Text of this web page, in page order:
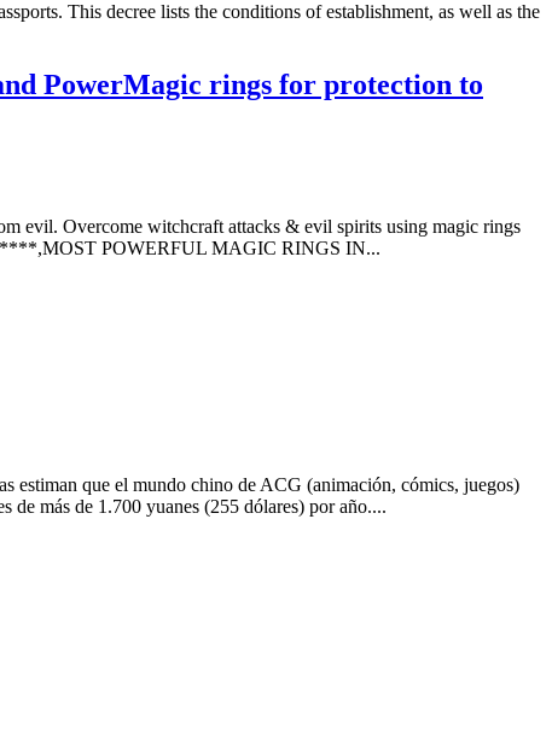
This decree lists the conditions of establishment, as well as the
PowerMagic rings for protection to
evil. Overcome witchcraft attacks & evil spirits using magic rings
****,MOST POWERFUL MAGIC RINGS IN...
estiman que el mundo chino de ACG (animación, cómics, juegos)
más de 1.700 yuanes (255 dólares) por año....